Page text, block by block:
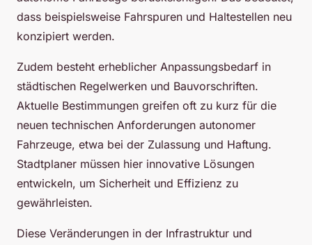
dass beispielsweise Fahrspuren und Haltestellen neu
konzipiert werden.
Zudem besteht erheblicher Anpassungsbedarf in
städtischen Regelwerken und Bauvorschriften.
Aktuelle Bestimmungen greifen oft zu kurz für die
neuen technischen Anforderungen autonomer
Fahrzeuge, etwa bei der Zulassung und Haftung.
Stadtplaner müssen hier innovative Lösungen
entwickeln, um Sicherheit und Effizienz zu
gewährleisten.
Diese Veränderungen in der Infrastruktur und